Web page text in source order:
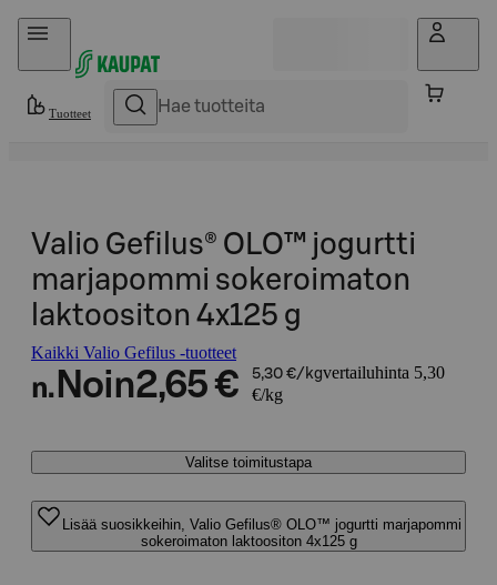
Hyppää sisältöön
Tuotteet
Valio Gefilus® OLO™ jogurtti
marjapommi sokeroimaton
laktoositon 4x125 g
Kaikki Valio Gefilus -tuotteet
n. Noin2,65 € 5,30 €/kgvertailuhinta 5,30
€/kg
Valitse toimitustapa
Lisää suosikkeihin, Valio Gefilus® OLO™ jogurtti marjapommi
sokeroimaton laktoositon 4x125 g